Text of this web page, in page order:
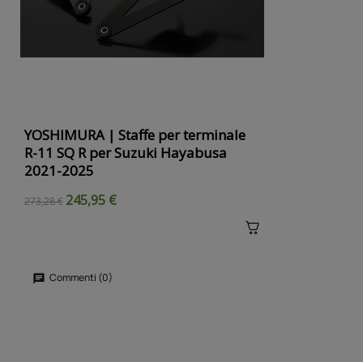
YOSHIMURA | Staffe per terminale
R-11 SQ R per Suzuki Hayabusa
2021-2025
273,28 € 245,95 €
Commenti (0)